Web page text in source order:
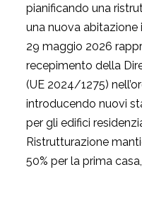
pianificando una
una nuova abitazione
29 maggio 2026
recepimento della
(UE 2024/1275)
introducendo nuovi
per gli edifici
Ristrutturazione
50% per la prima